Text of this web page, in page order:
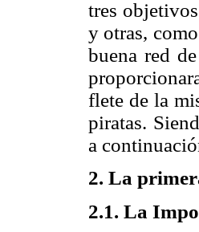
tres
y otras,
buena red
flete de la
piratas.
a
2. La
2.1. La